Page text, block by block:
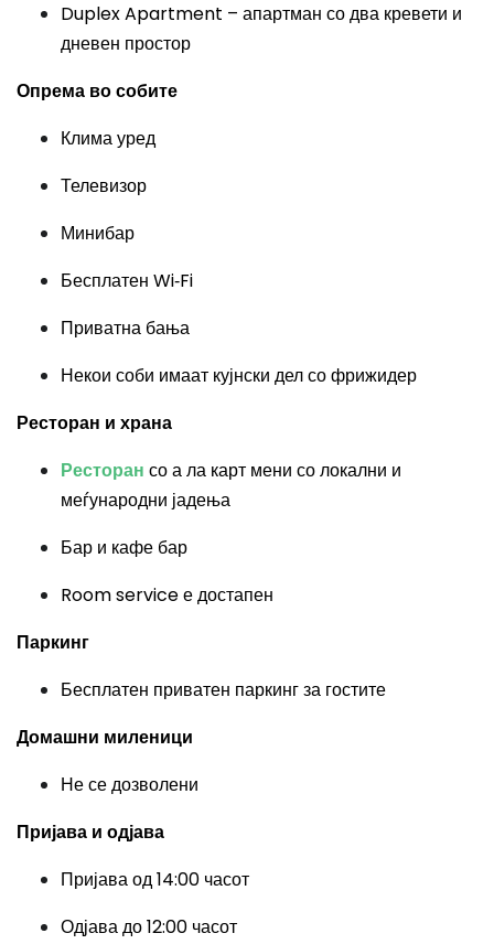
Duplex Apartment – апартман со два кревети и
дневен простор
Опрема во собите
Клима уред
Телевизор
Минибар
Бесплатен Wi‑Fi
Приватна бања
Некои соби имаат кујнски дел со фрижидер
Ресторан и храна
Ресторан со а ла карт мени со локални и
меѓународни јадења
Бар и кафе бар
Room service е достапен
Паркинг
Бесплатен приватен паркинг за гостите
Домашни миленици
Не се дозволени
Пријава и одјава
Пријава од 14:00 часот
Одјава до 12:00 часот